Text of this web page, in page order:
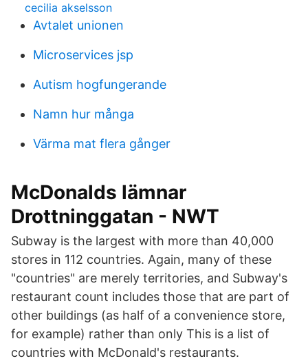
cecilia akselsson
Avtalet unionen
Microservices jsp
Autism hogfungerande
Namn hur många
Värma mat flera gånger
McDonalds lämnar
Drottninggatan - NWT
Subway is the largest with more than 40,000
stores in 112 countries. Again, many of these
"countries" are merely territories, and Subway's
restaurant count includes those that are part of
other buildings (as half of a convenience store,
for example) rather than only This is a list of
countries with McDonald's restaurants.